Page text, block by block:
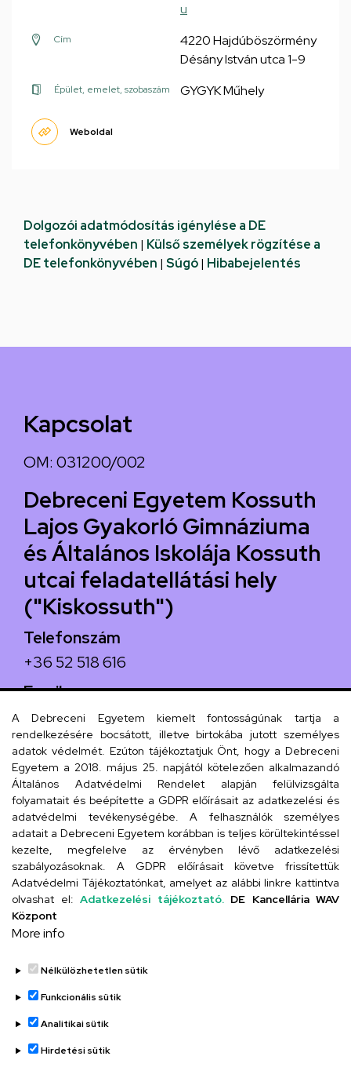
u
Cím
4220 Hajdúböszörmény
Désány István utca 1-9
Épület, emelet, szobaszám GYGYK Műhely
Weboldal
Dolgozói adatmódosítás igénylése a DE
telefonkönyvében | Külső személyek rögzítése a
DE telefonkönyvében | Súgó| Hibabejelentés
Kapcsolat
OM: 031200/002
Debreceni Egyetem Kossuth
Lajos Gyakorló Gimnáziuma
és Általános Iskolája Kossuth
utcai feladatellátási hely
("Kiskossuth")
Telefonszám
+36 52 518 616
Email
iskola@kossuth-alt.unideb.hu
Cím
4024 Debrecen, Kossuth utca 33.
Szervezeti telefonkönyv
UD telefonkönyv
Adatvédelem
Adatvédelem
A Debreceni Egyetem kiemelt fontosságúnak tartja a
rendelkezésére bocsátott, illetve birtokába jutott személyes
adatok védelmét. Ezúton tájékoztatjuk Önt, hogy a Debreceni
Egyetem a 2018. május 25. napjától kötelezően alkalmazandó
Általános Adatvédelmi Rendelet alapján felülvizsgálta
folyamatait és beépítette a GDPR előírásait az adatkezelési és
adatvédelmi tevékenységébe. A felhasználók személyes
adatait a Debreceni Egyetem korábban is teljes körültekintéssel
kezelte, megfelelve az érvényben lévő adatkezelési
szabályozásoknak. A GDPR előírásait követve frissítettük
Adatvédelmi Tájékoztatónkat, amelyet az alábbi linkre kattintva
olvashat el: Adatkezelési tájékoztató. DE Kancellária WAV
Központ
More info
Nélkülözhetetlen sütik
Funkcionális sütik
Analitikai sütik
Hirdetési sütik